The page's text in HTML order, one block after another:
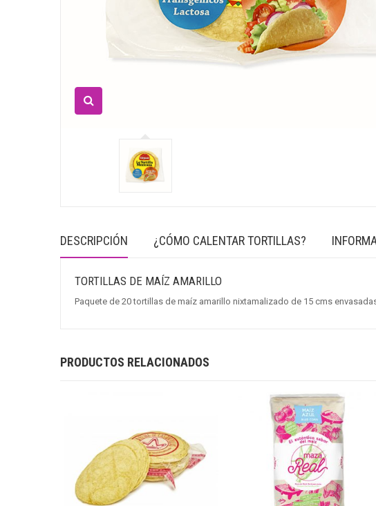
DESCRIPCIÓN ¿CÓMO CALENTAR TORTILLAS?
TORTILLAS DE MAÍZ AMARILLO
Paquete de 20 tortillas de maíz amarillo nixtamalizado de 15 cms
PRODUCTOS RELACIONADOS